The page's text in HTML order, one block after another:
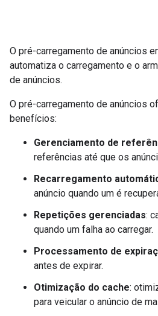
O pré-carregamento de anúncios
automatiza o carregamento e o
de anúncios.
O pré-carregamento de anúncios
benefícios:
Gerenciamento de
referências até que os
Recarregamento
anúncio quando um é
Repetições gerenciadas:
quando um falha ao carregar.
Processamento de
antes de expirar.
Otimização do cache:
para veicular o anúncio de